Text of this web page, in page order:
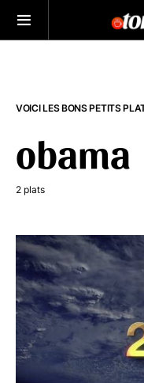
VOICI LES BONS PETITS
obama
2 plats